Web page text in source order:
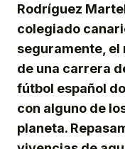
Rodríguez
colegiado
seguramente, el
de una carrera
fútbol español
con alguno de
planeta.